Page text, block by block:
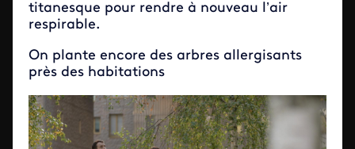
titanesque pour rendre à nouveau l’air
respirable.
On plante encore des arbres allergisants
près des habitations